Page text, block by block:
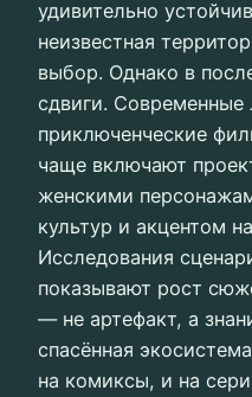
удивительно
неизвестная
выбор. Однако в
сдвиги. Современные
приключенческие
чаще включают
женскими
культур и акцентом
Исследования
показывают рост
— не артефакт, а
спасённая
на комиксы, и на